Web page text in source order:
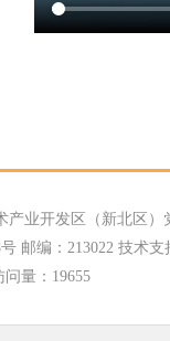
产业开发区（新北区）
邮编：213022 技术支
量： 19655